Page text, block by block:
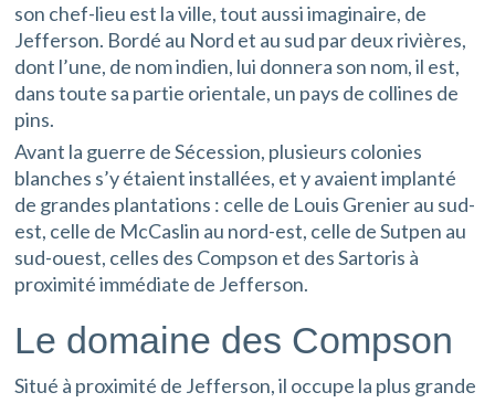
son chef-lieu est la ville, tout aussi imaginaire, de
Jefferson. Bordé au Nord et au sud par deux rivières,
dont l’une, de nom indien, lui donnera son nom, il est,
dans toute sa partie orientale, un pays de collines de
pins.
Avant la guerre de Sécession, plusieurs colonies
blanches s’y étaient installées, et y avaient implanté
de grandes plantations : celle de Louis Grenier au sud-
est, celle de McCaslin au nord-est, celle de Sutpen au
sud-ouest, celles des Compson et des Sartoris à
proximité immédiate de Jefferson.
Le domaine des Compson
Situé à proximité de Jefferson, il occupe la plus grande